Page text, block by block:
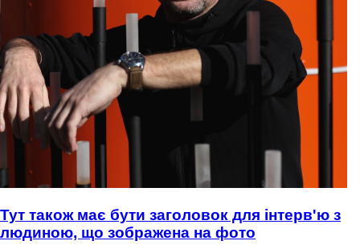
Тут також має бути заголовок для інтерв'ю з
людиною, що зображена на фото